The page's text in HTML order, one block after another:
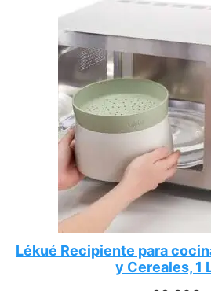
Lékué Recipiente para
y Cereales, 1